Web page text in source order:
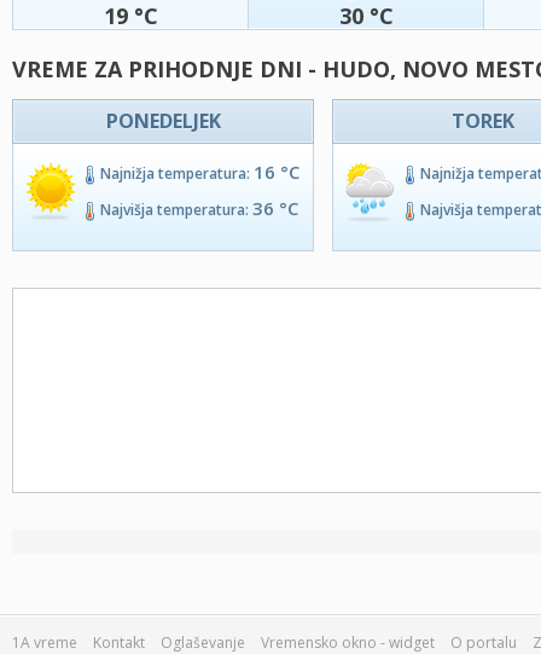
19 °C 30 °C
VREME ZA PRIHODNJE DNI - HUDO, NOVO
PONEDELJEK
Najnižja temperatura: 16 °C
Najvišja temperatura: 36 °C
TOREK
Najnižja
Najvišja
1A vreme Kontakt Oglaševanje Vremensko okno - widget O portalu